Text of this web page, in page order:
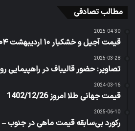
مطالب تصادفی
2025-04-30
قیمت آجیل و خشکبار ۱۰ اردیبهشت ۱۴۰۴
2025-03-28
تصاویر: حضور قالیباف در راهپیمایی
2024-03-16
قیمت جهانی طلا امروز 1402/12/26
2025-06-10
رکورد بی‌سابقه قیمت ماهی در جنوب